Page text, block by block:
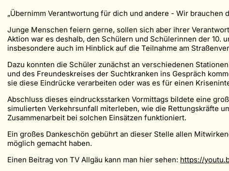
„Übernimm Verantwortung für dich und andere - Wir
Junge Menschen feiern gerne, sollen sich aber ihrer
Aktion war es deshalb, den Schülern und Schülerinnen der 10.
insbesondere auch im Hinblick auf die Teilnahme am
Dazu konnten die Schüler zunächst an verschiedenen
und des Freundeskreises der Suchtkranken ins Gespräch
sie diese Eindrücke verarbeiten oder was es für einen
Abschluss dieses eindrucksstarken Vormittags bildete eine
simulierten Verkehrsunfall miterleben, wie die Rettungskräfte
Zusammenarbeit bei solchen Einsätzen funktioniert.
Ein großes Dankeschön gebührt an dieser Stelle allen
möglich gemacht haben.
Einen Beitrag von TV Allgäu kann man hier sehen: https://